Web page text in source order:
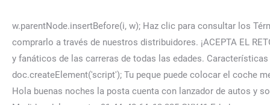
w.parentNode.insertBefore(i, w); Haz clic para consultar los Términos y condiciones y la Declaración de privacidad de Mattel. "; pero aún puedes ver nuestro catalogo de productos y comprarlo a través de nuestros distribuidores. ¡ACEPTA EL RETO!Desde 1968, los vehículos Hot Wheels han sido un favorito permanente de coleccionistas, entusiastas de los automóviles y fanáticos de las carreras de todas las edades. Características digitales. Pista mario kart hot wheels. Mercado Libre México - Donde comprar y vender de todo. Hello, var s = doc.createElement('script'); Tu peque puede colocar el coche metálico de Mario en los lanzadores de la pista de carreras para divertirse participando en emocionantes juegos de coches. Hola buenas noches la posta cuenta con lanzador de autos y sonidos, cuantas piezas son las que componen la pista ? Hola GUICHOGUADALUPE. Más detalles Peso del paquete: 4.637kg Medidas del paquete: 91.44x40.64x13.335 GXX41 Edad recomendada: 4 años-99 años Incluye: Pista de Mario Kart y 2 vehículos de juguete Información de baterías: Tipo: AAA (LR03) Alkaline Número de baterías: 3 Mercado PuntosSe abrirá en una nueva ventana. MATTEL. HOT WHEELS ACCESORIO HOT WHEELS ACTION PISTA EXTREMA PORTÁTIL (Sin Calificaciones) S/ 179.90 S/ 107.94 -40% HOT WHEELS ACCESORIO HOT WHEELS ACTION PISTA COMPETENCIA SÚPER LOOP (Sin Calificaciones) S/ 179.90 HOT WHEELS VEHÍCULO HOT WHEELS CITY ROBO TIBURÓN (Sin Calificaciones) S/ 189.90 HOT WHEELS SET HOT WHEELS ACTION CICLÓN DE ALTA VELOCIDAD Hot Wheels Mario Kart, Circuito de carreras, Pista de juguete para niños de 5 años en adelante 4.6 de 5 estrellas 2,916 Carrera First Nintendo Mario Kart - Pista de para Coche, Incluye 2 Coches: Mario y Luigi y Dos Controladores, Juego Principiante Alimentado por batería para niños a Partir de 3 años, 20063028 Set Remolque Pista de Carreras Hot Wheels. Características: s/ 179.90. Pista de circuito los niños acelerarán sus revoluciones con esta pista de circuito de Mario Kart para disfrutar de una increíble diversión al estilo de Hot Wheels Regalo excelente idea de regalo para niños pequeños que aman los juegos de Mario Kart Incl Cantidad: No disponible Devolución hasta 30 días después de recibirlo. El envío gratis está sujeto al peso, precio y la distancia del envío. Ir al contenido principal Mercado Libre Uruguay - Donde comprar y vender de todo. Potencia su imaginación cuando seleccionan a su jugador favorito entre los personajes icónicos favoritos de los fans de Mario Kart™. Hot Wheels GBG26 Mario Kart 1:64 Die-Cast Mario con vehículo estándar de kart Hot Wheels Se asocia con Mario Kart favorito de los fanáticos para un surtido de réplicas a escala 1:64 optimizado en pistaPotencia su imaginación y narración creativa con las carreras de pista Hot WheelsRegalo perfecto para niños más pequeños que aman Mario Kart y quieren interactuar con la franquicia súper genialColecciónalos todos para un juego completo de vehículos Hot Wheels Mario Kart a escala 1:64 fundidos a presión que funcionan en pista Hot Wheels Los niños pueden elegir sus personajes favoritos de Mario Kart y velocidad fuera de línea para carreras y locura atracadora con el surtido de réplica de Hot Wheels 1:64 Mario Kart Potencia su imaginación cuando seleccionan a su jugador favorito entre los personajes icónicos de Mario Kart favoritos de los fanáticos. El set incluye banderas para contar las